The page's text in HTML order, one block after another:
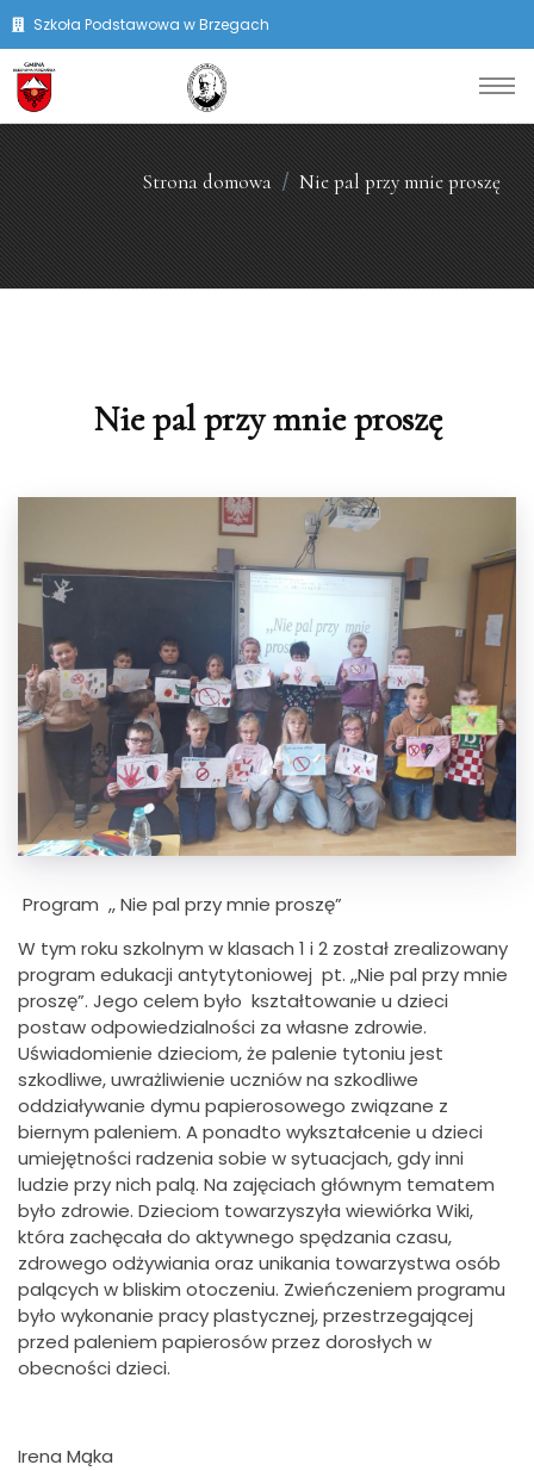
Szkoła Podstawowa w Brzegach
Strona domowa Nie pal przy mnie proszę
Nie pal przy mnie proszę
Program ,, Nie pal przy mnie proszę”
W tym roku szkolnym w klasach 1 i 2 został zrealizowany
program edukacji antytytoniowej pt. ,,Nie pal przy mnie
proszę”. Jego celem było kształtowanie u dzieci
postaw odpowiedzialności za własne zdrowie.
Uświadomienie dzieciom, że palenie tytoniu jest
szkodliwe, uwrażliwienie uczniów na szkodliwe
oddziaływanie dymu papierosowego związane z
biernym paleniem. A ponadto wykształcenie u dzieci
umiejętności radzenia sobie w sytuacjach, gdy inni
ludzie przy nich palą. Na zajęciach głównym tematem
było zdrowie. Dzieciom towarzyszyła wiewiórka Wiki,
która zachęcała do aktywnego spędzania czasu,
zdrowego odżywiania oraz unikania towarzystwa osób
palących w bliskim otoczeniu. Zwieńczeniem programu
było wykonanie pracy plastycznej, przestrzegającej
przed paleniem papierosów przez dorosłych w
obecności dzieci.
Irena Mąka